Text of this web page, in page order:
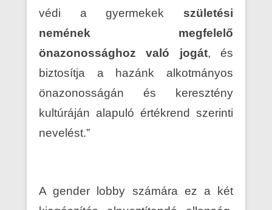
védi a gyermekek születési
nemének megfelelő
önazonossághoz való jogát, és
biztosítja a hazánk alkotmányos
önazonosságán és keresztény
kultúráján alapuló értékrend szerinti
nevelést.”
A gender lobby számára ez a két